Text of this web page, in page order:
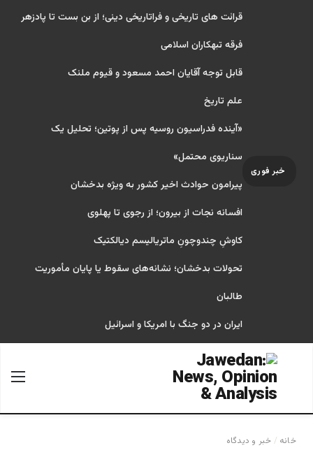
خبر فوری
قرائت های تاریخی و فراتاریخی دینی؛ از بن بست تا پادزهر
فرقه تبهکاران اسلامی
قابل توجه آقایان احمد مسعود و قیوم ملنک
علم تاریخ
«آینده فدراسیون روسیه پس از پوتین؛ تحلیل یک
سناریوی محتمل»
پیرامون حوادث اخیر کشور به ویژه بدخشان
افسانه نجات از بیرون؛ از رجوی تا پهلوی
کاوشِ چندو‌چونِ ماتریالیسم دیالکتیک
تحولات بدخشان؛ نشانه‌های سقوط یا پایان مأموریت
طالبان
ایران در دو جنگ با امریکا و اسرائیل
جستجو برای
خانه / خبر و دیدگاه